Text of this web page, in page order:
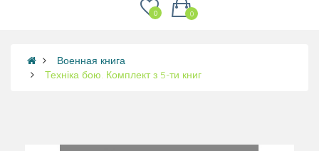
0
0
Военная книга
Техніка бою. Комплект з 5-ти книг